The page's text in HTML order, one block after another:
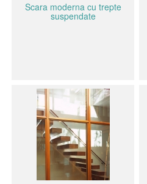
Scara moderna cu trepte
suspendate